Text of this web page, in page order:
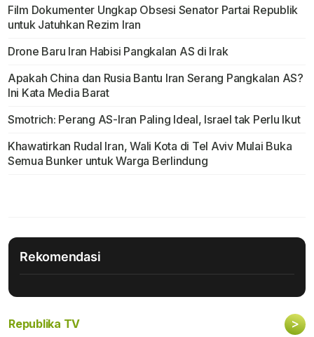
Film Dokumenter Ungkap Obsesi Senator Partai Republik
untuk Jatuhkan Rezim Iran
Drone Baru Iran Habisi Pangkalan AS di Irak
Apakah China dan Rusia Bantu Iran Serang Pangkalan AS?
Ini Kata Media Barat
Smotrich: Perang AS-Iran Paling Ideal, Israel tak Perlu Ikut
Khawatirkan Rudal Iran, Wali Kota di Tel Aviv Mulai Buka
Semua Bunker untuk Warga Berlindung
Rekomendasi
Republika TV >